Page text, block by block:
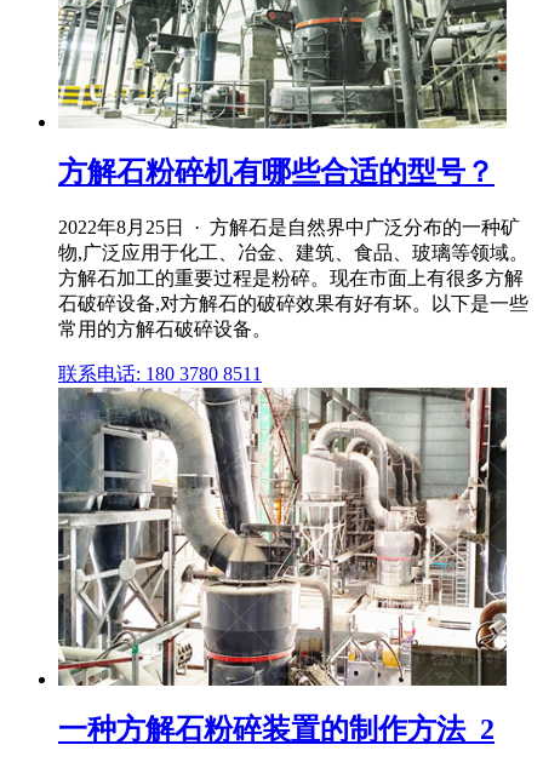
方解石粉碎机有哪些合适的型号？
2022年8月25日 · 方解石是自然界中广泛分布的一种矿
物,广泛应用于化工、冶金、建筑、食品、玻璃等领域。
方解石加工的重要过程是粉碎。现在市面上有很多方解
石破碎设备,对方解石的破碎效果有好有坏。以下是一些
常用的方解石破碎设备。
联系电话: 180 3780 8511
一种方解石粉碎装置的制作方法_2